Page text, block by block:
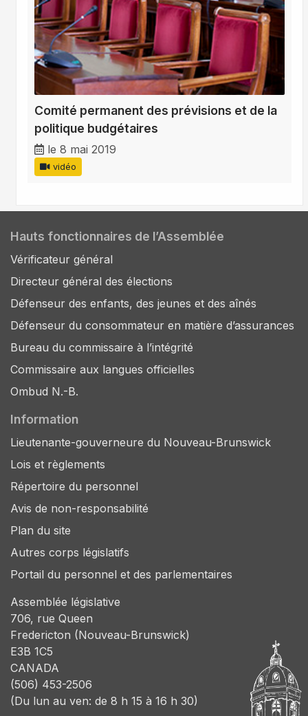
Comité permanent des prévisions et de la
politique budgétaires
le 8 mai 2019
vidéo
Hauts fonctionnaires de l’Assemblée
Vérificateur général
Directeur général des élections
Défenseur des enfants, des jeunes et des aînés
Défenseur du consommateur en matière d’assurances
Bureau du commissaire à l’intégrité
Commissaire aux langues officielles
Ombud N.-B.
Information
Lieutenante-gouverneure du Nouveau-Brunswick
Lois et règlements
Répertoire du personnel
Avis de non-responsabilité
Plan du site
Autres corps législatifs
Portail du personnel et des parlementaires
Assemblée législative
706, rue Queen
Fredericton (Nouveau-Brunswick)
E3B 1C5
CANADA
(506) 453-2506
(Du lun au ven: de 8 h 15 à 16 h 30)